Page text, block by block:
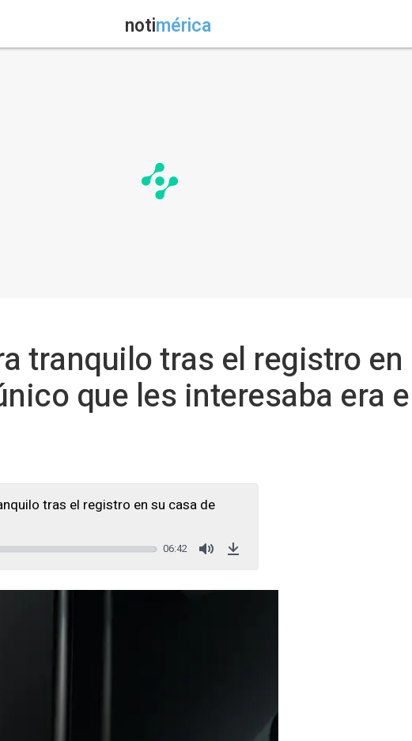
notimérica
tranquilo tras el registro en
que les interesaba era
tras el registro en su casa de
06:42